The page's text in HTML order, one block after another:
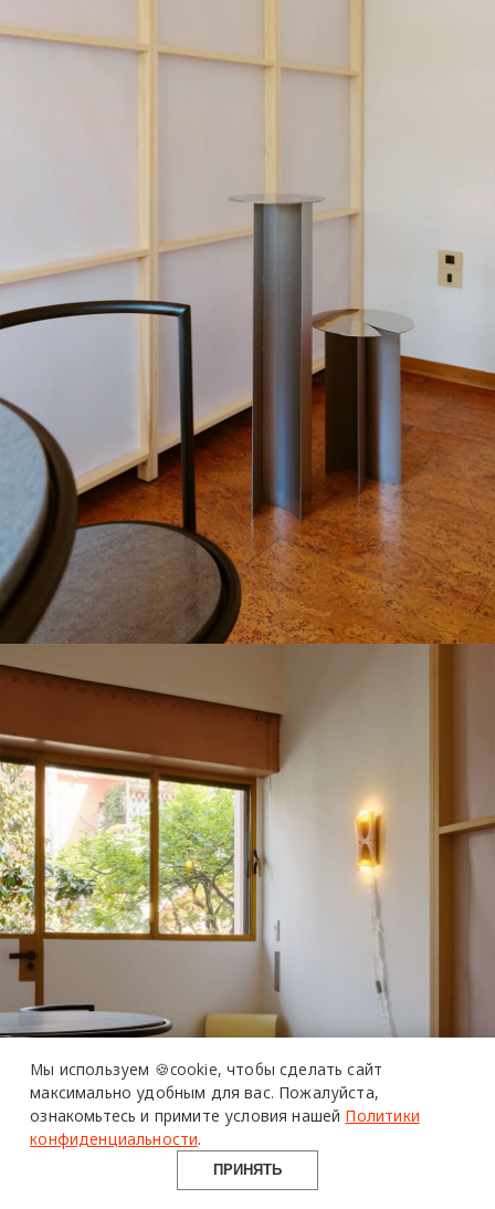
более 20 тысяч
специалистов читают
про дизайн
и архитектуру
в Telegram канале
Design Mate
Мы используем 🍪cookie, чтобы сделать сайт
максимально удобным для вас. Пожалуйста,
ознакомьтесь и примите условия нашей Политики
конфиденциальности.
ПРИНЯТЬ